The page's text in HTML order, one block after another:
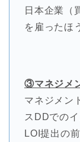
日本企業（
を雇ったほ
③マネジメ
マネジメン
スDDでの
LOI提出の